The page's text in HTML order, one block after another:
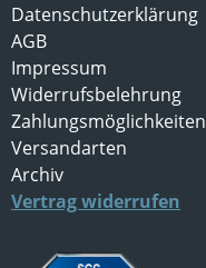
Datenschutzerklärung
AGB
Impressum
Widerrufsbelehrung
Zahlungsmöglichkeiten
Versandarten
Archiv
Vertrag widerrufen